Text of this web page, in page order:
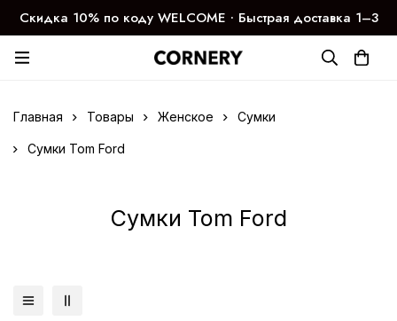
Скидка 10% по коду WELCOME ∙ Быстрая доставка 1–3
дня
Главная Товары Женское Сумки
Сумки Tom Ford
Сумки Tom Ford